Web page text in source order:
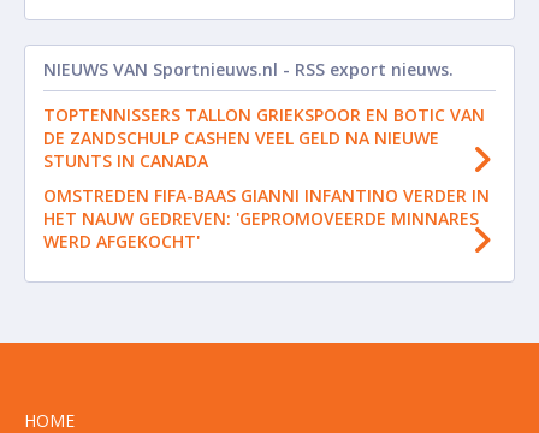
NIEUWS VAN Sportnieuws.nl - RSS export nieuws.
TOPTENNISSERS TALLON GRIEKSPOOR EN BOTIC VAN
DE ZANDSCHULP CASHEN VEEL GELD NA NIEUWE
STUNTS IN CANADA
OMSTREDEN FIFA-BAAS GIANNI INFANTINO VERDER IN
HET NAUW GEDREVEN: 'GEPROMOVEERDE MINNARES
WERD AFGEKOCHT'
HOME